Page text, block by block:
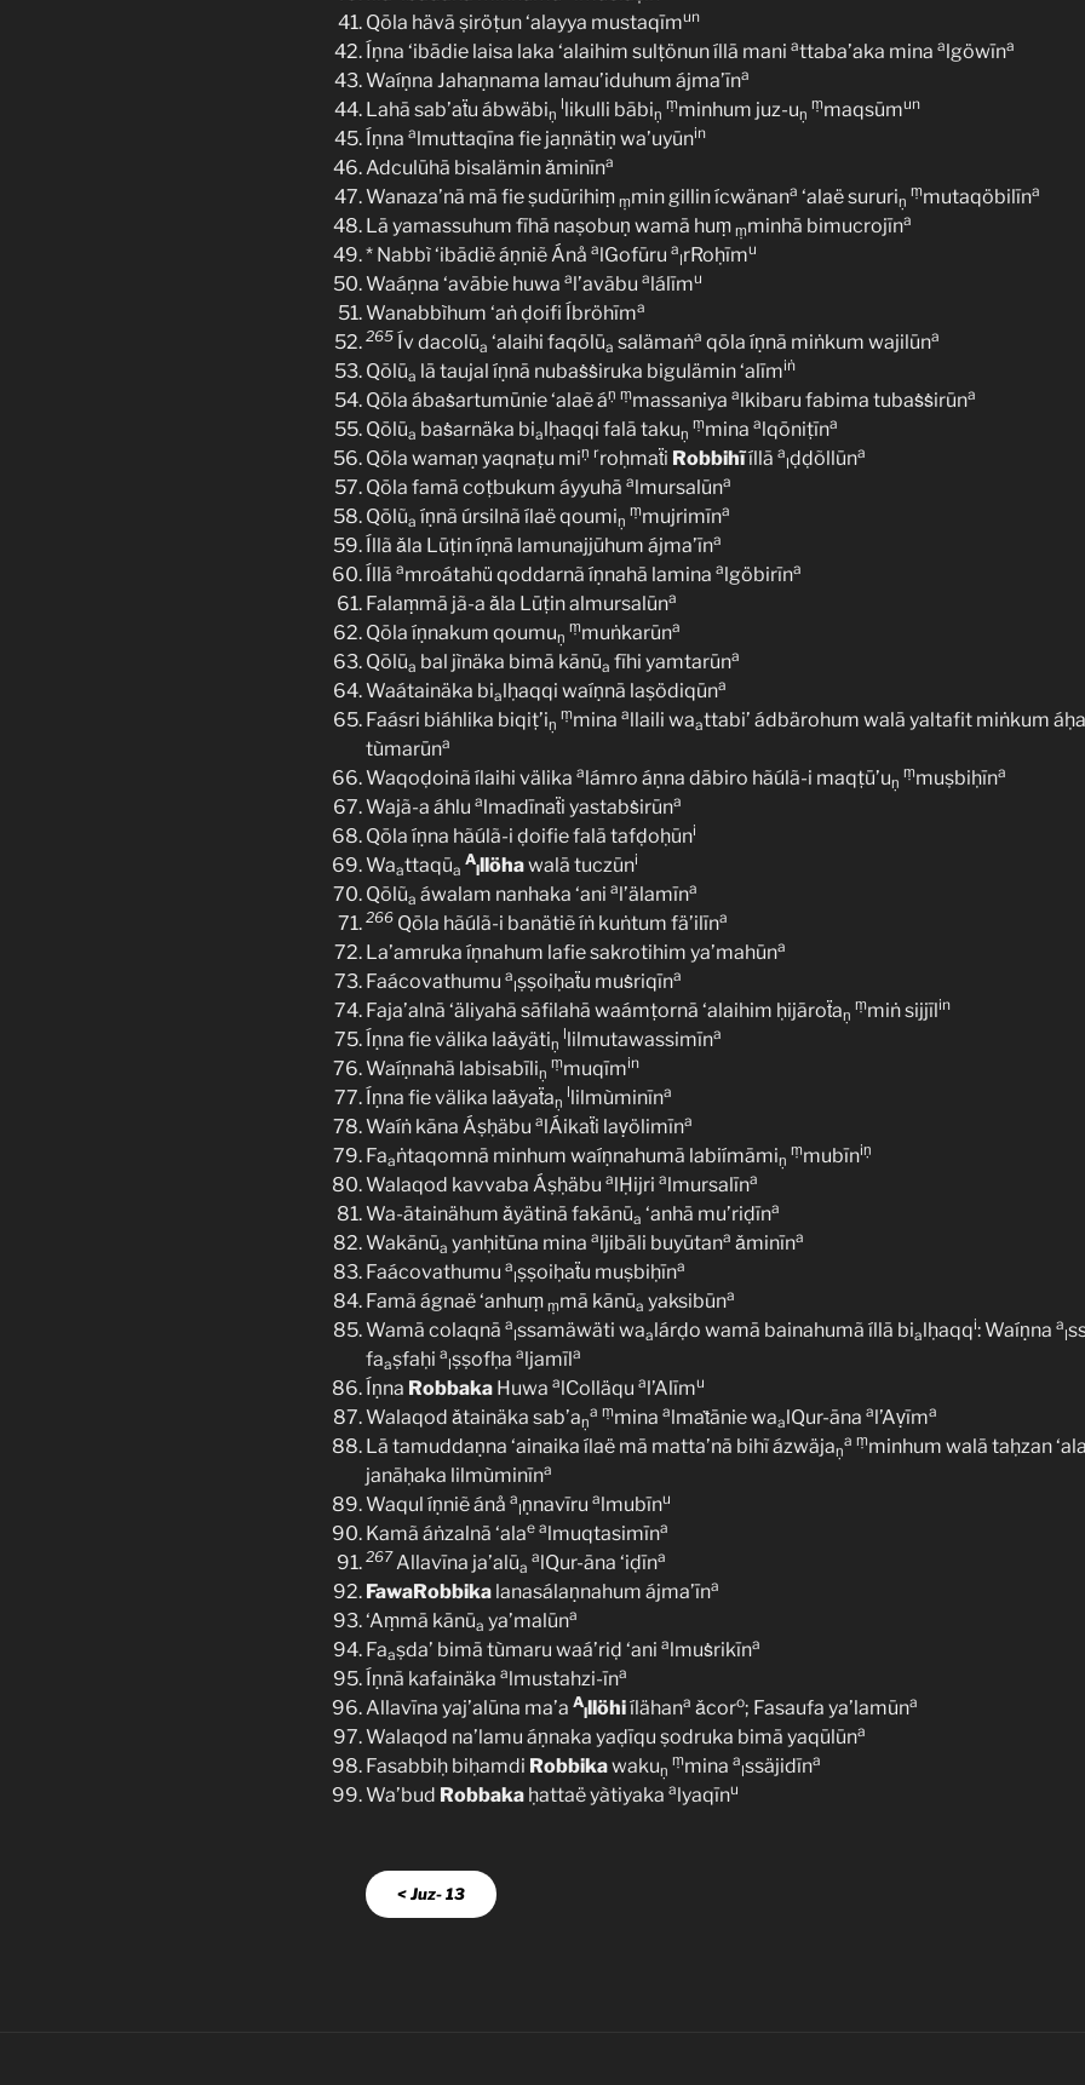
Qōla hävā ṣiröṭun ‘alayya mustaqīmun
Íṇna ‘ibādie laisa laka ‘alaihim sulṭönun íllā mani attaba’aka mina algöwīna
Waíṇna Jahaṇnama lamau’iduhum ájma’īna
Lahā sab’aẗu ábwäbiṇ
llikulli bābiṇ
ṃminhum juz-uṇ
ṃmaqsūmun
Íṇna almuttaqīna fie jaṇnätiṇ wa’uyūnin
Adculūhā bisalämin ǎminīna
Wanaza’nā mā fie ṣudūrihiṃ ṃmin gillin ícwänana ‘alaë sururiṇ
ṃmutaqöbilīna
Lā yamassuhum fīhā naṣobuṇ wamā huṃ ṃminhā bimucrojīna
* Nabbì ‘ibādiẽ áṇniẽ Ánå alGofūru a
lrRoḥīmu
Waáṇna ‘avābie huwa al’avābu alálīmu
Wanabbìhum ‘aṅ ḍoifi Íbröhīma
265 Ív dacolūa ‘alaihi faqōlūa salämaṅa qōla íṇnā miṅkum wajilūna
Qōlūa lā taujal íṇnā nubaṡṡiruka bigulämin ‘alīmiṅ
Qōla ábaṡartumūnie ‘alaẽ áṇ ṃmassaniya alkibaru fabima tubaṡṡirūna
Qōlūa baṡarnäka bialḥaqqi falā takuṇ
ṃmina alqōniṭīna
Qōla wamaṇ yaqnaṭu miṇ rroḥmaẗi Robbihĩíllā a
lḍḍõllūna
Qōla famā coṭbukum áyyuhā almursalūna
Qōlũa íṇnã úrsilnã ílaë qoumiṇ
ṃmujrimīna
Íllã ǎla Lūṭin íṇnā lamunajjūhum ájma’īna
Íllā amroátahü qoddarnã íṇnahā lamina algöbirīna
Falaṃmā jã-a ǎla Lūṭin almursalūna
Qōla íṇnakum qoumuṇ
ṃmuṅkarūna
Qōlūa bal jìnäka bimā kānūa fīhi yamtarūna
Waátainäka bialḥaqqi waíṇnā laṣödiqūna
Faásri biáhlika biqiṭ’iṇ
ṃmina allaili waattabi’ ádbärohum walā yaltafit miṅkum
tùmarūna
Waqoḍoinã ílaihi välika alámro áṇna dābiro hãúlã-i maqṭū’uṇ
ṃmuṣbiḥīna
Wajã-a áhlu almadīnaẗi yastabṡirūna
Qōla íṇna hãúlã-i ḍoifie falā tafḍoḥūni
Waattaqūa
A
lllöhawalā tuczūni
Qōlũa áwalam nanhaka ‘ani al’älamīna
266 Qōla hãúlã-i banätiẽ íṅ kuṅtum fä’ilīna
La’amruka íṇnahum lafie sakrotihim ya’mahūna
Faácovathumu a
lṣṣoiḥaẗu muṡriqīna
Faja’alnā ‘äliyahā sāfilahā waámṭornā ‘alaihim ḥijāroẗaṇ
ṃmiṅ sijjīl in
Íṇna fie välika laǎyätiṇ
llilmutawassimīna
Waíṇnahā labisabīliṇ
ṃmuqīmin
Íṇna fie välika laǎyaẗaṇ
llilmùminīna
Waíṅ kāna Áṣḥäbu alÁikaẗi laṿölimīna
Faaṅtaqomnā minhum waíṇnahumā labiímāmiṇ
ṃmubīniṇ
Walaqod kavvaba Áṣḥäbu alḤijri almursalīna
Wa-ātainähum ǎyätinā fakānūa ‘anhā mu’riḍīna
Wakānūa yanḥitūna mina aljibāli buyūtana ǎminīna
Faácovathumu a
lṣṣoiḥaẗu muṣbiḥīna
Famã ágnaë ‘anhuṃ ṃmā kānūa yaksibūna
Wamā colaqnā a
lssamäwäti waalárḍo wamā bainahumã íllā bialḥaqqi: Waíṇna a
l
faaṣfaḥi a
lṣṣofḥa aljamīla
Íṇna Robbaka Huwa alColläqu al’Alīmu
Walaqod ǎtainäka sab’aṇ
a ṃmina almaṫānie waalQur-āna al’Aṿīma
Lā tamuddaṇna ‘ainaika ílaë mā matta’nā bihĩ ázwäjaṇ
a ṃminhum walā taḥzan
janāḥaka lilmùminīna
Waqul íṇniẽ ánå a
lṇnavīru almubīnu
Kamã áṅzalnā ‘alae almuqtasimīna
267 Allavīna ja’alūa
alQur-āna ‘iḍīna
FawaRobbika lanasálaṇnahum ájma’īna
‘Aṃmā kānūa ya’malūna
Faaṣda’ bimā tùmaru waá’riḍ ‘ani almuṡrikīna
Íṇnā kafainäka almustahzi-īna
Allavīna yaj’alūna ma’a A
lllöhiílähana ǎcoro; Fasaufa ya’lamūna
Walaqod na’lamu áṇnaka yaḍīqu ṣodruka bimā yaqūlūna
Fasabbiḥ biḥamdi Robbikawakuṇ
ṃmina a
lssäjidīna
Wa’bud Robbaka ḥattaë yàtiyaka alyaqīnu
< Juz- 13